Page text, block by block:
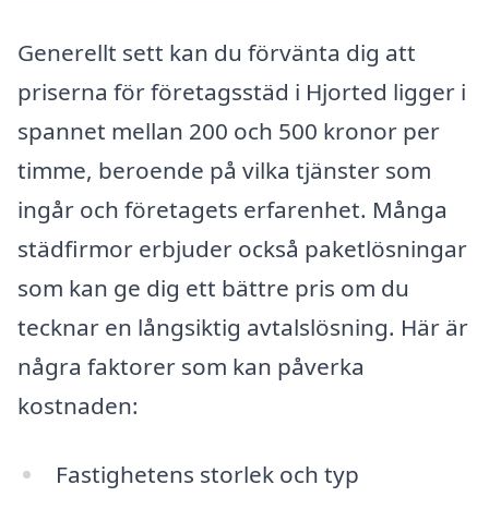
Generellt sett kan du förvänta dig att
priserna för företagsstäd i Hjorted ligger i
spannet mellan 200 och 500 kronor per
timme, beroende på vilka tjänster som
ingår och företagets erfarenhet. Många
städfirmor erbjuder också paketlösningar
som kan ge dig ett bättre pris om du
tecknar en långsiktig avtalslösning. Här är
några faktorer som kan påverka
kostnaden:
Fastighetens storlek och typ